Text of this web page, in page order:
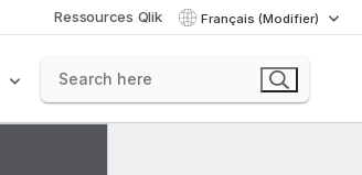
Ressources Qlik Français (Modifier)